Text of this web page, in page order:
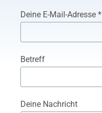
Deine E-Mail-Adresse *
Betreff
Deine Nachricht